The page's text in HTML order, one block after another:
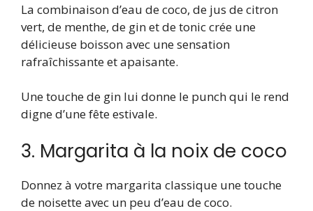
La combinaison d’eau de coco, de jus de citron
vert, de menthe, de gin et de tonic crée une
délicieuse boisson avec une sensation
rafraîchissante et apaisante.
Une touche de gin lui donne le punch qui le rend
digne d’une fête estivale.
3. Margarita à la noix de coco
Donnez à votre margarita classique une touche
de noisette avec un peu d’eau de coco.